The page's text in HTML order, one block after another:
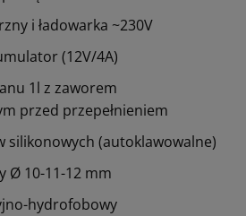
i ładowarka ~230V
(12V/4A)
1l z zaworem
przed przepełnieniem
silikonowych (autoklawowalne)
Ø 10-11-12 mm
hydrofobowy